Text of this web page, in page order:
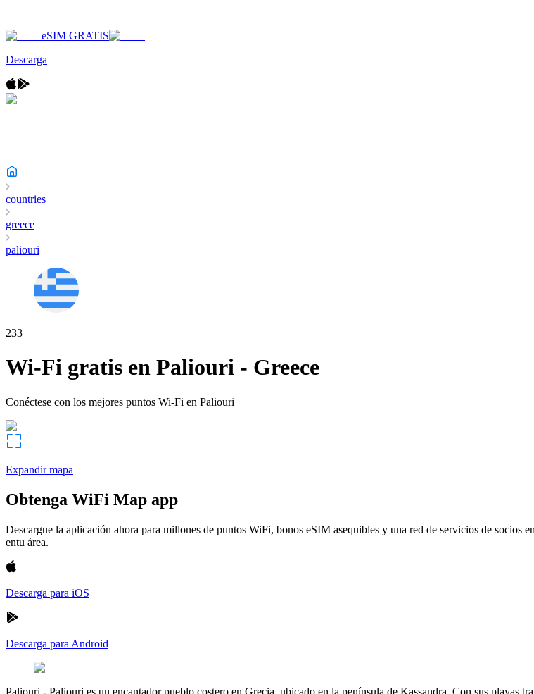
eSIM GRATIS
Descarga
countries
greece
paliouri
233
Wi-Fi gratis en Paliouri - Greece
Conéctese con los mejores puntos Wi-Fi en Paliouri
Expandir mapa
Obtenga WiFi Map app
Descargue la aplicación ahora para millones de puntos WiFi, bonos eSIM asequibles y una red de servicios de socios
entu área.
Descarga para iOS
Descarga para Android
Paliouri - Paliouri es un encantador pueblo costero en Grecia, ubicado en la península de Kassandra. Con sus playas